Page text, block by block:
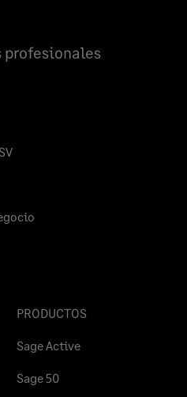
profesionales
PRODUCTOS
Sage Active
Sage 50